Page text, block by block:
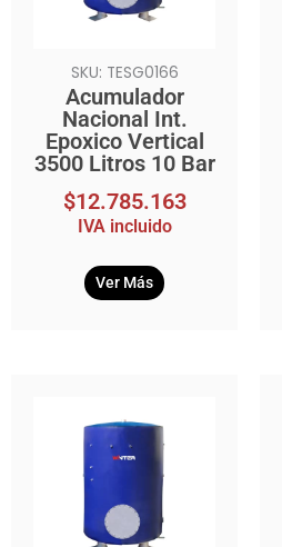
SKU: TESG0166
Acumulador
Nacional Int.
Epoxico Vertical
3500 Litros 10 Bar
$12.785.163
IVA incluido
Ver Más